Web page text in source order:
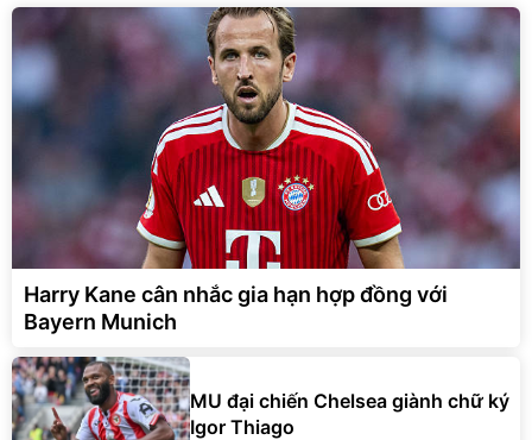
Harry Kane cân nhắc gia hạn hợp đồng với
Bayern Munich
MU đại chiến Chelsea giành chữ ký
Igor Thiago